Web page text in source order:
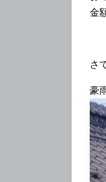
金
さ
豪